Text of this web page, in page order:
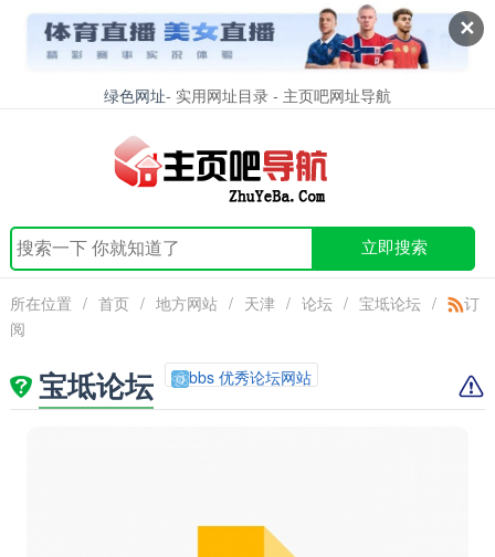
✕
绿色网址- 实用网址目录 - 主页吧网址导航
立即搜索
所在位置 / 首页 / 地方网站 / 天津 / 论坛 / 宝坻论坛 /
订
阅
宝坻论坛 bbs 优秀论坛网站